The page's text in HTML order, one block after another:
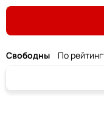
Свободны По